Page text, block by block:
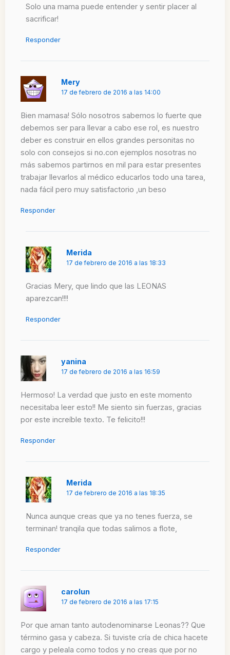
Solo una mama puede entender y sentir placer al
sacrificar!
Responder
Mery
17 de febrero de 2016 a las 14:00
Bien mamasa! Sólo nosotros sabemos lo fuerte que
debemos ser para llevar a cabo ese rol, es nuestro
deber es construir en ellos grandes personitas no
solo con consejos si no.con ejemplos nosotras no
más sabemos partirnos en mil para estar presentes
trabajar llevarlos al médico educarlos todo una tarea,
nada fácil pero muy satisfactorio ,un beso
Responder
Merida
17 de febrero de 2016 a las 18:33
Gracias Mery, que lindo que las LEONAS
aparezcan!!!!
Responder
yanina
17 de febrero de 2016 a las 16:59
Hermoso! La verdad que justo en este momento
necesitaba leer esto!! Me siento sin fuerzas, gracias
por este increíble texto. Te felicito!!!
Responder
Merida
17 de febrero de 2016 a las 18:35
Nunca aunque creas que ya no tenes fuerza, se
terminan! tranqila que todas salimos a flote,
Responder
carolun
17 de febrero de 2016 a las 17:15
Por que aman tanto autodenominarse Leonas?? Que
término gasa y cabeza. Si tuviste cría de chica hacete
cargo y peleala como todos y no creas que por no